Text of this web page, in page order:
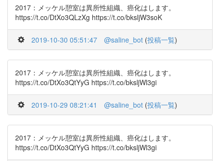
2017：メッケル憩室は異所性組織、癌化はします。
https://t.co/DtXo3QLzXg https://t.co/bksljW3soK
2019-10-30 05:51:47 @saline_bot (投稿一覧)
2017：メッケル憩室は異所性組織、癌化はします。
https://t.co/DtXo3QtYyG https://t.co/bksljWl3gi
2019-10-29 08:21:41 @saline_bot (投稿一覧)
2017：メッケル憩室は異所性組織、癌化はします。
https://t.co/DtXo3QtYyG https://t.co/bksljWl3gi